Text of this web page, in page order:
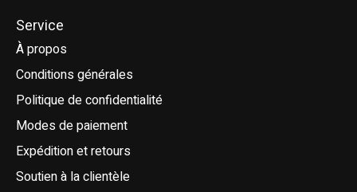
Service
À propos
Conditions générales
Politique de confidentialité
Modes de paiement
Expédition et retours
Soutien à la clientèle